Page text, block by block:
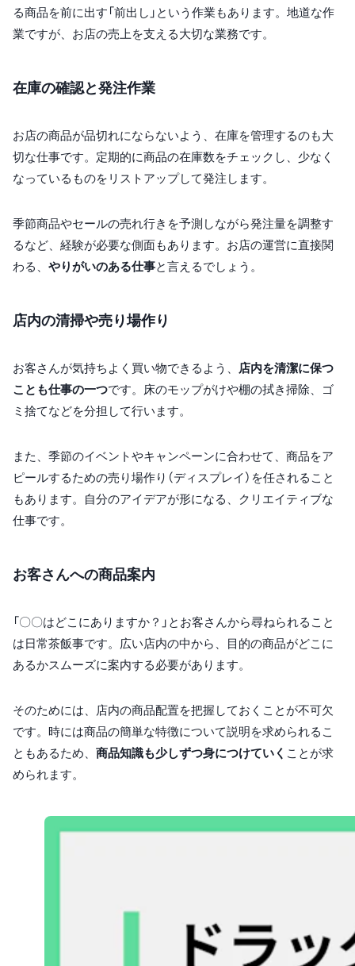
る商品を前に出す「前出し」という作業もあります。地道な作
業ですが、お店の売上を支える大切な業務です。
在庫の確認と発注作業
お店の商品が品切れにならないよう、在庫を管理するのも大
切な仕事です。定期的に商品の在庫数をチェックし、少なく
なっているものをリストアップして発注します。
季節商品やセールの売れ行きを予測しながら発注量を調整す
るなど、経験が必要な側面もあります。お店の運営に直接関
わる、 やりがいのある仕事と言えるでしょう。
店内の清掃や売り場作り
お客さんが気持ちよく買い物できるよう、 店内を清潔に保つ
ことも仕事の一つです。床のモップがけや棚の拭き掃除、ゴ
ミ捨てなどを分担して行います。
また、季節のイベントやキャンペーンに合わせて、商品をア
ピールするための売り場作り（ディスプレイ）を任されること
もあります。自分のアイデアが形になる、クリエイティブな
仕事です。
お客さんへの商品案内
「〇〇はどこにありますか？」とお客さんから尋ねられること
は日常茶飯事です。広い店内の中から、目的の商品がどこに
あるかスムーズに案内する必要があります。
そのためには、店内の商品配置を把握しておくことが不可欠
です。時には商品の簡単な特徴について説明を求められるこ
ともあるため、 商品知識も少しずつ身につけていく ことが求
められます。